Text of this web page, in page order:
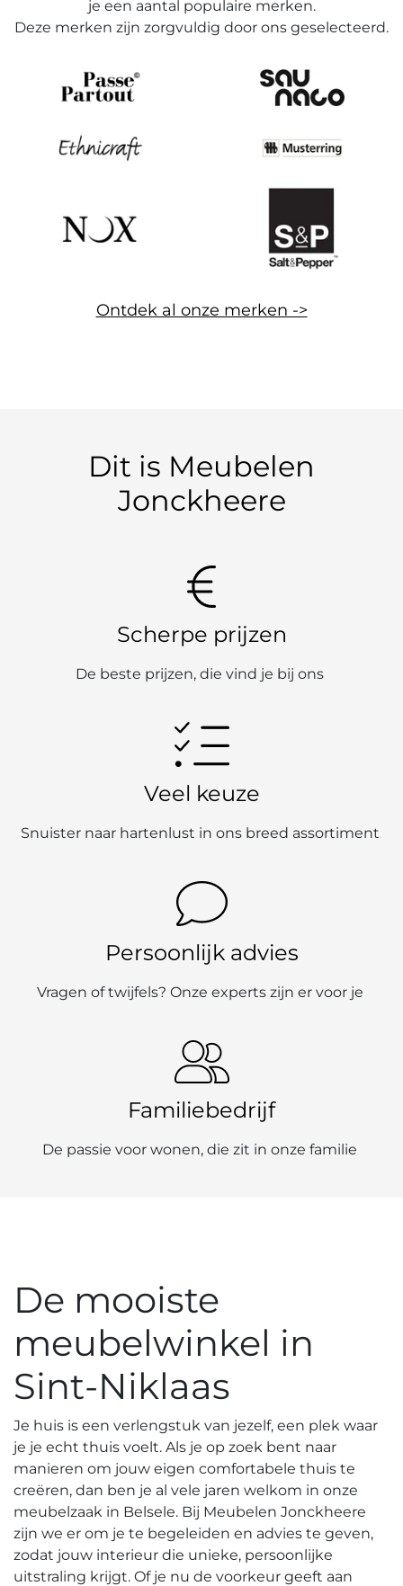
je een aantal populaire merken.
Deze merken zijn zorgvuldig door ons geselecteerd.
Ontdek al onze merken ->
Dit is Meubelen
Jonckheere
Scherpe prijzen
De beste prijzen, die vind je bij ons
Veel keuze
Snuister naar hartenlust in ons breed assortiment
Persoonlijk advies
Vragen of twijfels? Onze experts zijn er voor je
Familiebedrijf
De passie voor wonen, die zit in onze familie
De mooiste
meubelwinkel in
Sint-Niklaas
Je huis is een verlengstuk van jezelf, een plek waar
je je echt thuis voelt. Als je op zoek bent naar
manieren om jouw eigen comfortabele thuis te
creëren, dan ben je al vele jaren welkom in onze
meubelzaak in Belsele. Bij Meubelen Jonckheere
zijn we er om je te begeleiden en advies te geven,
zodat jouw interieur die unieke, persoonlijke
uitstraling krijgt. Of je nu de voorkeur geeft aan